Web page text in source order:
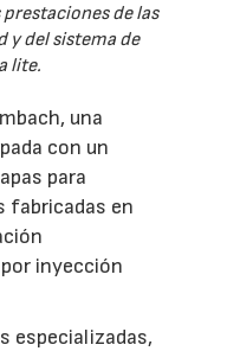
de las
y del sistema de
lite.
una
con un
para
fabricadas en
inyección
especializadas,